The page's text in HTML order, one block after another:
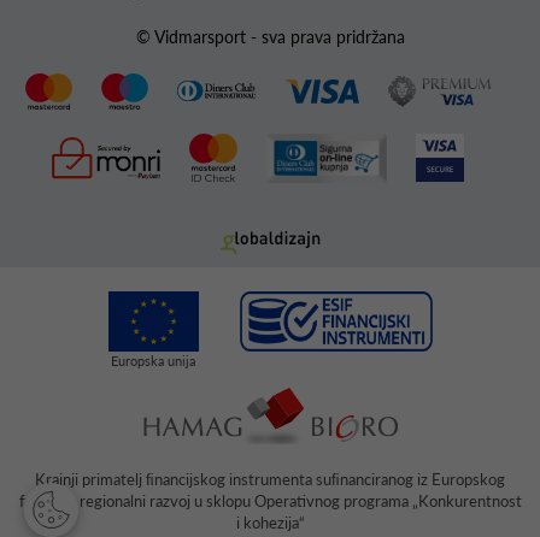
© Vidmarsport - sva prava pridržana
Krajnji primatelj ﬁnancijskog instrumenta suﬁnanciranog iz Europskog
fonda za regionalni razvoj u sklopu Operativnog programa „Konkurentnost
i kohezija“